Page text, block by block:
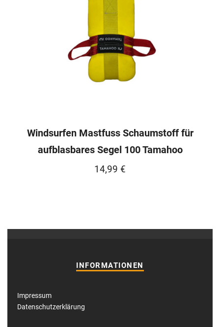
Windsurfen Mastfuss Schaumstoff für
aufblasbares Segel 100 Tamahoo
14,99 €
INFORMATIONEN
Impressum
Datenschutzerklärung